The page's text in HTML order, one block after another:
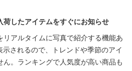
したアイテムをすぐにお知らせ
アルタイムに写真で紹介する機能あ
示されるので、トレンドや季節のアイ
。ランキングで人気度が高い商品も